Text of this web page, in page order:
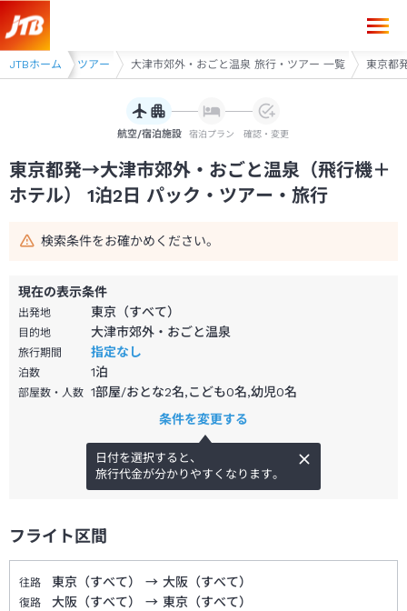
JTBホーム
・草津 旅行・ツアー 大津市郊外・おごと温泉 旅行・ツアー 一覧 東京都
航空/宿泊施設 宿泊プラン 確認・変更
東京都発→大津市郊外・おごと温泉（飛行機＋
ホテル） 1泊2日 パック・ツアー・旅行
検索条件をお確かめください。
現在の表示条件
出発地 東京（すべて）
目的地 大津市郊外・おごと温泉
旅行期間 指定なし
泊数 1泊
部屋数・人数 1部屋/おとな2名,こども0名,幼児0名
条件を変更する
日付を選択すると、
旅行代金が分かりやすくなります。
フライト区間
往路 東京（すべて） → 大阪（すべて）
復路 大阪（すべて） → 東京（すべて）